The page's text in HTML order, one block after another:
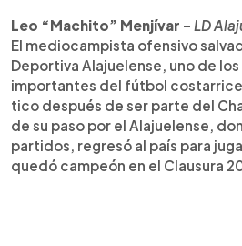
Leo “Machito” Menjívar – LD
El mediocampista ofensivo
Deportiva Alajuelense, uno de
importantes del fútbol
tico después de ser parte del
de su paso por el Alajuelense,
partidos, regresó al país para
quedó campeón en el Clausura